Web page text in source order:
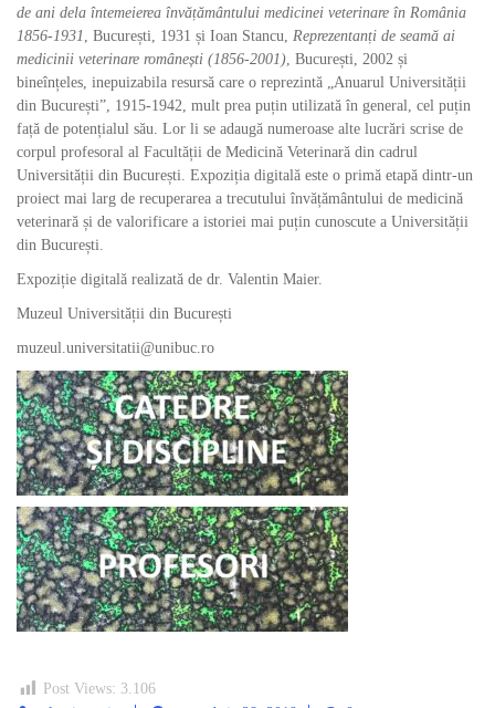
de ani dela întemeierea învățământului medicinei veterinare în România
1856-1931, București, 1931 și Ioan Stancu, Reprezentanți de seamă ai
medicinii veterinare românești (1856-2001), București, 2002 și
bineînțeles, inepuizabila resursă care o reprezintă „Anuarul Universității
din București”, 1915-1942, mult prea puțin utilizată în general, cel puțin
față de potențialul său. Lor li se adaugă numeroase alte lucrări scrise de
corpul profesoral al Facultății de Medicină Veterinară din cadrul
Universității din București. Expoziția digitală este o primă etapă dintr-un
proiect mai larg de recuperarea a trecutului învățământului de medicină
veterinară și de valorificare a istoriei mai puțin cunoscute a Universității
din București.
Expoziție digitală realizată de dr. Valentin Maier.
Muzeul Universității din București
muzeul.universitatii@unibuc.ro
Post Views: 3.106